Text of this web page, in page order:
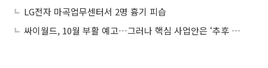
LG전자 마곡업무센터서 2명 흉기 피습
싸이월드, 10월 부활 예고…그러나 핵심 사업안은 ‘추후 공개’